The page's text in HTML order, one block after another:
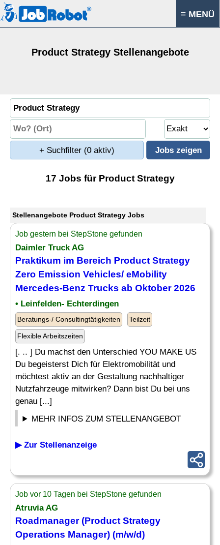
≡ MENÜ
Product Strategy Stellenangebote
+ Suchfilter (0 aktiv)
17 Jobs für Product Strategy
Stellenangebote Product Strategy Jobs
Job gestern bei StepStone gefunden
Daimler Truck AG
Praktikum im Bereich Product Strategy
Zero Emission Vehicles/ eMobility
Mercedes-Benz Trucks ab Oktober 2026
• Leinfelden- Echterdingen
Beratungs-/ Consultingtätigkeiten Teilzeit
Flexible Arbeitszeiten
[. .. ] Du machst den Unterschied YOU MAKE US
Du begeisterst Dich für Elektromobilität und
möchtest aktiv an der Gestaltung nachhaltiger
Nutzfahrzeuge mitwirken? Dann bist Du bei uns
genau [...]
MEHR INFOS ZUM STELLENANGEBOT
▶ Zur Stellenanzeige
Job vor 10 Tagen bei StepStone gefunden
Atruvia AG
Roadmanager (Product Strategy
Operations Manager) (m/w/d)